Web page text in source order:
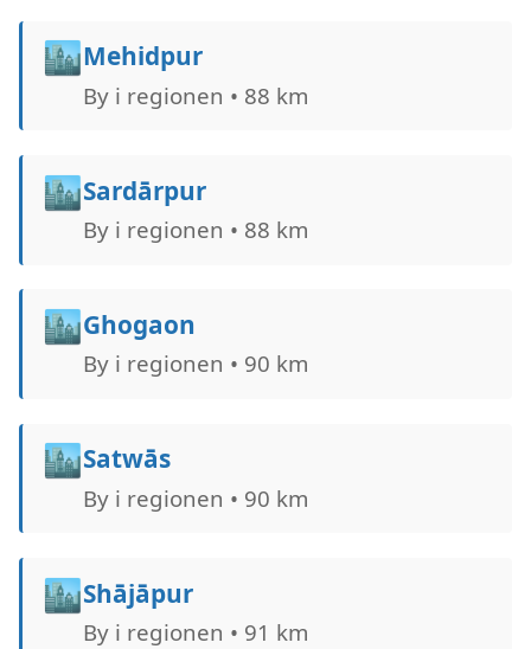
🏙️Mehidpur
By i regionen • 88 km
🏙️Sardārpur
By i regionen • 88 km
🏙️Ghogaon
By i regionen • 90 km
🏙️Satwās
By i regionen • 90 km
🏙️Shājāpur
By i regionen • 91 km